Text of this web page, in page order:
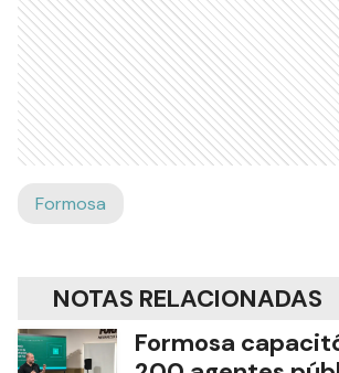
Formosa
NOTAS RELACIONADAS
Formosa